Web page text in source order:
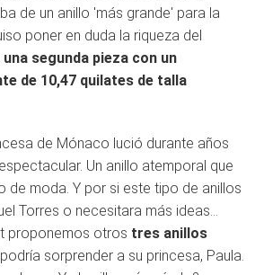
de un anillo 'más grande' para la
poner en duda la riqueza del
segunda pieza con un
de 10,47 quilates de talla
de Mónaco lució durante años
Un anillo atemporal que
de moda. Y por si este tipo de anillos
Torres o necesitara más ideas...
proponemos otros tres anillos
sorprender a su princesa, Paula.